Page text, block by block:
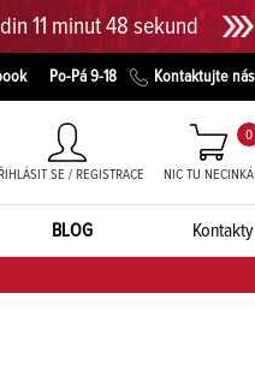
11 minut 48 sekund
Po-Pá 9-18 Kontaktujte nás
SE / REGISTRACE NIC TU NECINKÁ
0
BLOG Kontakty